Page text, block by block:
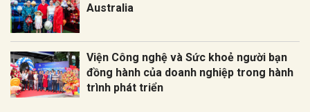
Australia
Viện Công nghệ và Sức khoẻ người bạn
đồng hành của doanh nghiệp trong hành
trình phát triển